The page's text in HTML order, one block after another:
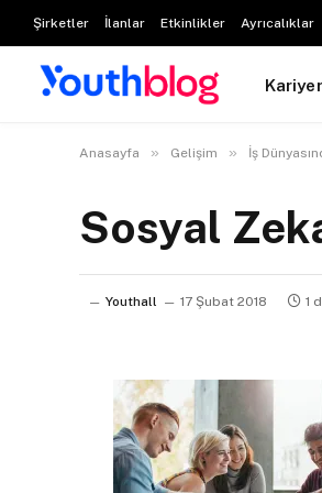
Şirketler İlanlar Etkinlikler Ayrıcalıklar
Anasayfa » Gelişim » İş
Sosyal
Youthall 17 Şubat 2018 1